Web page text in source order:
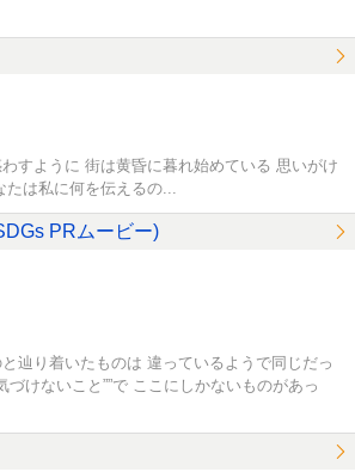
すように 街は黄昏に暮れ始めている 思いがけ
は私に何を伝えるの...
PRムービー)
辿り着いたものは 違っているようで同じだっ
づけないこと””で ここにしかないものがあっ